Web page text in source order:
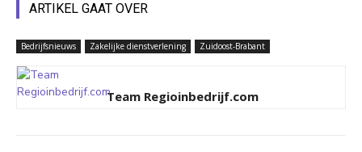
ARTIKEL GAAT OVER
Bedrijfsnieuws Zakelijke dienstverlening Zuidoost-Brabant
Team Regioinbedrijf.com